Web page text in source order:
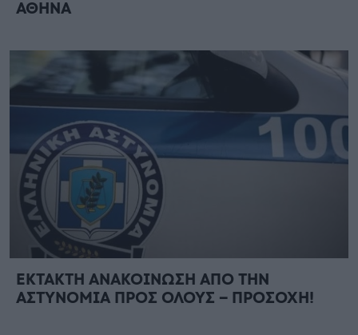
ΑΘΗΝΑ
ΕΚΤΑΚΤΗ ΑΝΑΚΟΙΝΩΣΗ ΑΠΟ ΤΗΝ
ΑΣΤΥΝΟΜΙΑ ΠΡΟΣ ΟΛΟΥΣ – ΠΡΟΣΟΧΗ!